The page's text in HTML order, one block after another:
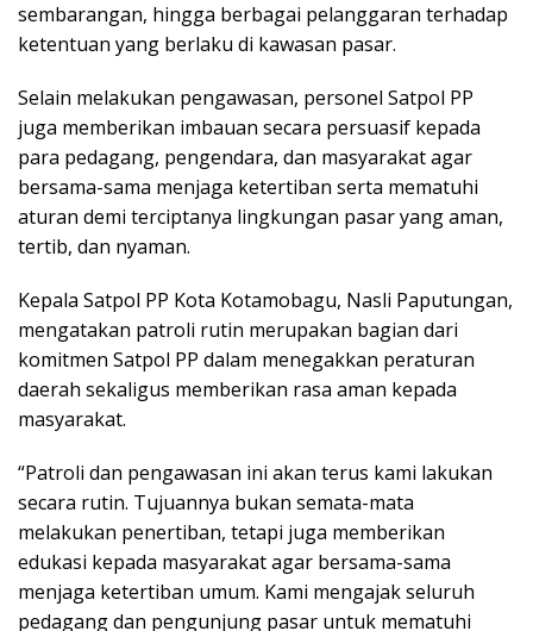
sembarangan, hingga berbagai pelanggaran terhadap
ketentuan yang berlaku di kawasan pasar.
Selain melakukan pengawasan, personel Satpol PP
juga memberikan imbauan secara persuasif kepada
para pedagang, pengendara, dan masyarakat agar
bersama-sama menjaga ketertiban serta mematuhi
aturan demi terciptanya lingkungan pasar yang aman,
tertib, dan nyaman.
Kepala Satpol PP Kota Kotamobagu, Nasli Paputungan,
mengatakan patroli rutin merupakan bagian dari
komitmen Satpol PP dalam menegakkan peraturan
daerah sekaligus memberikan rasa aman kepada
masyarakat.
“Patroli dan pengawasan ini akan terus kami lakukan
secara rutin. Tujuannya bukan semata-mata
melakukan penertiban, tetapi juga memberikan
edukasi kepada masyarakat agar bersama-sama
menjaga ketertiban umum. Kami mengajak seluruh
pedagang dan pengunjung pasar untuk mematuhi